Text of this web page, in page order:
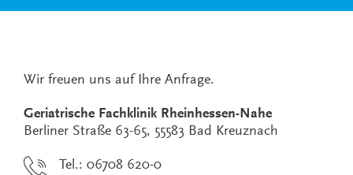
Wir freuen uns auf Ihre Anfrage.
Geriatrische Fachklinik Rheinhessen-Nahe
Berliner Straße 63-65, 55583 Bad Kreuznach
Tel.: 06708 620-0